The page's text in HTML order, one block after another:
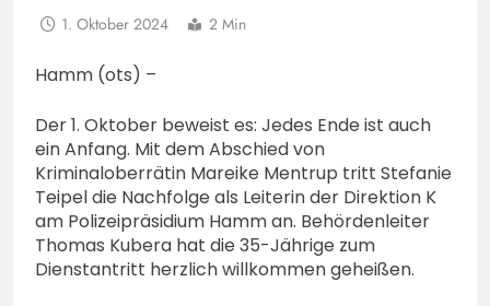
1. Oktober 2024 2 Min
Hamm (ots) –
Der 1. Oktober beweist es: Jedes Ende ist auch
ein Anfang. Mit dem Abschied von
Kriminaloberrätin Mareike Mentrup tritt Stefanie
Teipel die Nachfolge als Leiterin der Direktion K
am Polizeipräsidium Hamm an. Behördenleiter
Thomas Kubera hat die 35-Jährige zum
Dienstantritt herzlich willkommen geheißen.